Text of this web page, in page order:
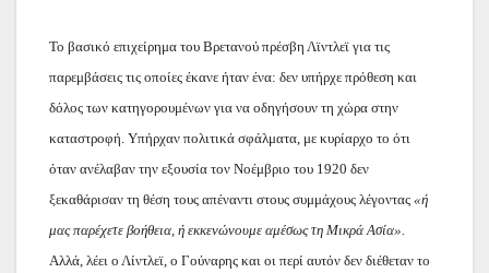
Το βασικό επιχείρημα του Βρετανού πρέσβη Λϊντλεϊ για τις
παρεμβάσεις τις οποίες έκανε ήταν ένα: δεν υπήρχε πρόθεση και
δόλος των κατηγορουμένων για να οδηγήσουν τη χώρα στην
καταστροφή. Υπήρχαν πολιτικά σφάλματα, με κυρίαρχο το ότι
όταν ανέλαβαν την εξουσία τον Νοέμβριο του 1920 δεν
ξεκαθάρισαν τη θέση τους απέναντι στους συμμάχους λέγοντας «ή
μας παρέχετε βοήθεια, ή εκκενώνουμε αμέσως τη Μικρά Ασία».
Αλλά, λέει ο Λίντλεϊ, ο Γούναρης και οι περί αυτόν δεν διέθεταν το